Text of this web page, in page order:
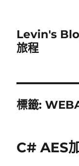
Levin's
旅程
標籤:
C# AES